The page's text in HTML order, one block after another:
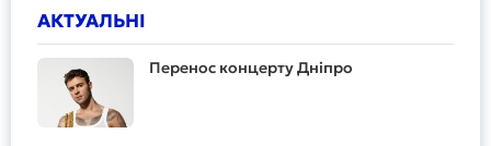
АКТУАЛЬНІ
Перенос концерту Дніпро